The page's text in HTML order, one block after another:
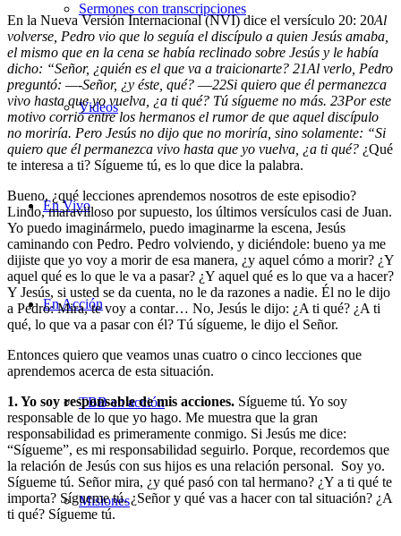
Sermones con transcripciones
Videos
En Vivo
En Acción
TBB en acción
Misiones
En la Nueva Versión Internacional (NVI) dice el versículo 20: 20Al
volverse, Pedro vio que lo seguía el discípulo a quien Jesús amaba,
el mismo que en la cena se había reclinado sobre Jesús y le había
dicho: “Señor, ¿quién es el que va a traicionarte? 21Al verlo, Pedro
preguntó: —-Señor, ¿y éste, qué? —22Si quiero que él permanezca
vivo hasta que yo vuelva, ¿a ti qué? Tú sígueme no más. 23Por este
motivo corrió entre los hermanos el rumor de que aquel discípulo
no moriría. Pero Jesús no dijo que no moriría, sino solamente: “Si
quiero que él permanezca vivo hasta que yo vuelva, ¿a ti qué? ¿Qué
te interesa a ti? Sígueme tú, es lo que dice la palabra.
Bueno, ¿qué lecciones aprendemos nosotros de este episodio?
Lindo, maravilloso por supuesto, los últimos versículos casi de Juan.
Yo puedo imaginármelo, puedo imaginarme la escena, Jesús
caminando con Pedro. Pedro volviendo, y diciéndole: bueno ya me
dijiste que yo voy a morir de esa manera, ¿y aquel cómo a morir? ¿Y
aquel qué es lo que le va a pasar? ¿Y aquel qué es lo que va a hacer?
Y Jesús, si usted se da cuenta, no le da razones a nadie. Él no le dijo
a Pedro: Mira, te voy a contar… No, Jesús le dijo: ¿A ti qué? ¿A ti
qué, lo que va a pasar con él? Tú sígueme, le dijo el Señor.
Entonces quiero que veamos unas cuatro o cinco lecciones que
aprendemos acerca de esta situación.
1. Yo soy responsable de mis acciones. Sígueme tú. Yo soy
responsable de lo que yo hago. Me muestra que la gran
responsabilidad es primeramente conmigo. Si Jesús me dice:
“Sígueme”, es mi responsabilidad seguirlo. Porque, recordemos que
la relación de Jesús con sus hijos es una relación personal. Soy yo.
Sígueme tú. Señor mira, ¿y qué pasó con tal hermano? ¿Y a ti qué te
importa? Sígueme tú. ¿Señor y qué vas a hacer con tal situación? ¿A
ti qué? Sígueme tú.